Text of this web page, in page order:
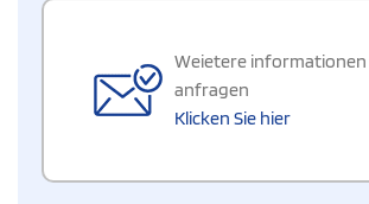
Weietere informationen
anfragen
Klicken Sie hier